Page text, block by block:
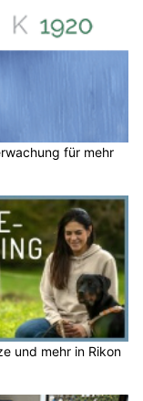
für mehr
und mehr in Rikon